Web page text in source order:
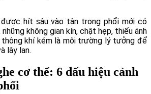
hít sâu vào tận trong phổi mới có
không gian kín, chật hẹp, thiếu ánh
khí kém là môi trường lý tưởng để
lây lan.
cơ thể: 6 dấu hiệu cảnh